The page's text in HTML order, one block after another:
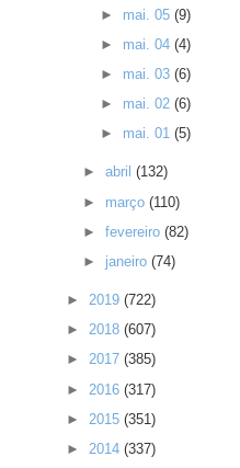
► mai. 05 (9)
► mai. 04 (4)
► mai. 03 (6)
► mai. 02 (6)
► mai. 01 (5)
►abril(132)
► março(110)
►fevereiro(82)
► janeiro(74)
► 2019 (722)
► 2018 (607)
► 2017 (385)
► 2016 (317)
► 2015 (351)
► 2014 (337)